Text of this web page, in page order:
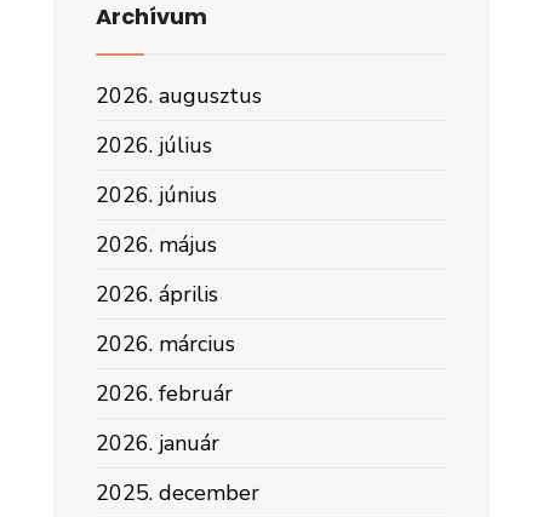
Archívum
2026. augusztus
2026. július
2026. június
2026. május
2026. április
2026. március
2026. február
2026. január
2025. december